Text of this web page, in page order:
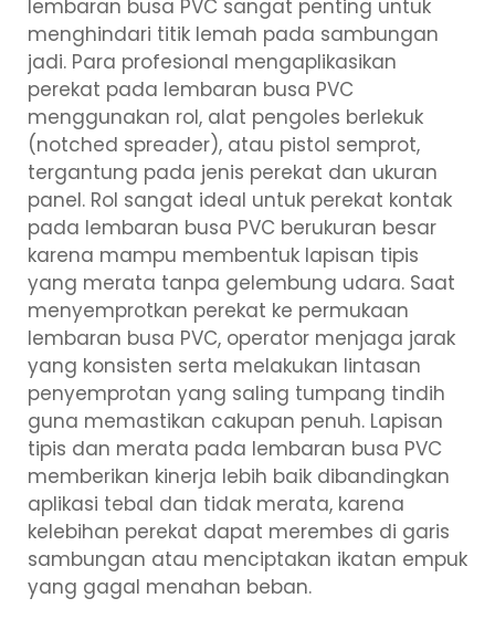
lembaran busa PVC sangat penting untuk
menghindari titik lemah pada sambungan
jadi. Para profesional mengaplikasikan
perekat pada lembaran busa PVC
menggunakan rol, alat pengoles berlekuk
(notched spreader), atau pistol semprot,
tergantung pada jenis perekat dan ukuran
panel. Rol sangat ideal untuk perekat kontak
pada lembaran busa PVC berukuran besar
karena mampu membentuk lapisan tipis
yang merata tanpa gelembung udara. Saat
menyemprotkan perekat ke permukaan
lembaran busa PVC, operator menjaga jarak
yang konsisten serta melakukan lintasan
penyemprotan yang saling tumpang tindih
guna memastikan cakupan penuh. Lapisan
tipis dan merata pada lembaran busa PVC
memberikan kinerja lebih baik dibandingkan
aplikasi tebal dan tidak merata, karena
kelebihan perekat dapat merembes di garis
sambungan atau menciptakan ikatan empuk
yang gagal menahan beban.